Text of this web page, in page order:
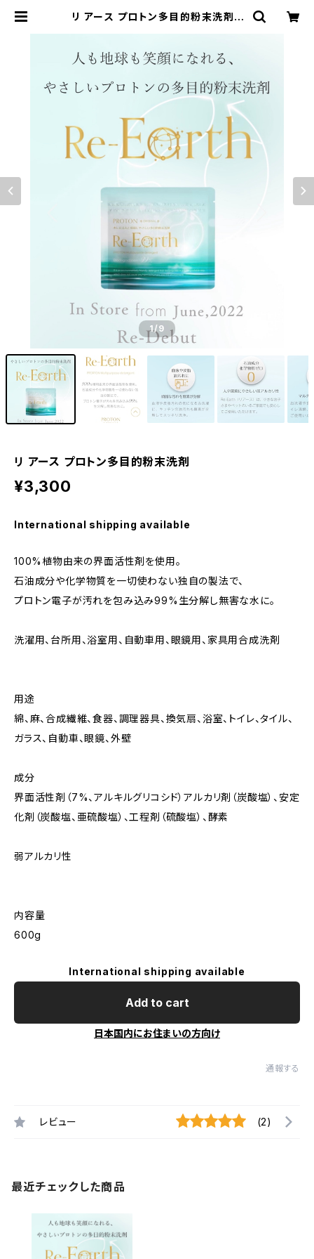
リ アース プロトン多目的粉末洗剤 |
1/9
リ アース プロトン多目的粉末洗剤
¥3,300
International shipping available
100%植物由来の界面活性剤を使用。
石油成分や化学物質を一切使わない独自の製法で、
プロトン電子が汚れを包み込み99%生分解し無害な水に。
洗濯用、台所用、浴室用、自動車用、眼鏡用、家具用合成洗剤
用途
綿、麻、合成繊維、食器、調理器具、換気扇、浴室、トイレ、タイル、
ガラス、自動車、眼鏡、外壁
成分
界面活性剤（7%、アルキルグリコシド）アルカリ剤（炭酸塩）、安定
化剤（炭酸塩、亜硫酸塩）、工程剤（硫酸塩）、酵素
弱アルカリ性
内容量
600g
International shipping available
Add to cart
日本国内にお住まいの方向け
通報する
レビュー (2)
最近チェックした商品